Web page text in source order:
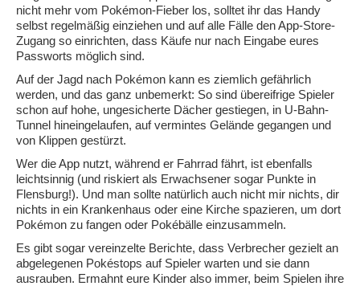
nicht mehr vom Pokémon-Fieber los, solltet ihr das Handy
selbst regelmäßig einziehen und auf alle Fälle den App-Store-
Zugang so einrichten, dass Käufe nur nach Eingabe eures
Passworts möglich sind.
Auf der Jagd nach Pokémon kann es ziemlich gefährlich
werden, und das ganz unbemerkt: So sind übereifrige Spieler
schon auf hohe, ungesicherte Dächer gestiegen, in U-Bahn-
Tunnel hineingelaufen, auf vermintes Gelände gegangen und
von Klippen gestürzt.
Wer die App nutzt, während er Fahrrad fährt, ist ebenfalls
leichtsinnig (und riskiert als Erwachsener sogar Punkte in
Flensburg!). Und man sollte natürlich auch nicht mir nichts, dir
nichts in ein Krankenhaus oder eine Kirche spazieren, um dort
Pokémon zu fangen oder Pokébälle einzusammeln.
Es gibt sogar vereinzelte Berichte, dass Verbrecher gezielt an
abgelegenen Pokéstops auf Spieler warten und sie dann
ausrauben. Ermahnt eure Kinder also immer, beim Spielen ihre